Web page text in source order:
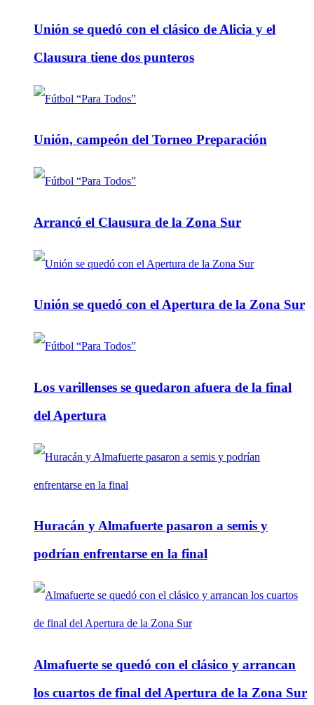
Unión se quedó con el clásico de Alicia y el
Clausura tiene dos punteros
Unión, campeón del Torneo Preparación
Arrancó el Clausura de la Zona Sur
Unión se quedó con el Apertura de la Zona Sur
Los varillenses se quedaron afuera de la final
del Apertura
Huracán y Almafuerte pasaron a semis y
podrían enfrentarse en la final
Almafuerte se quedó con el clásico y arrancan
los cuartos de final del Apertura de la Zona Sur